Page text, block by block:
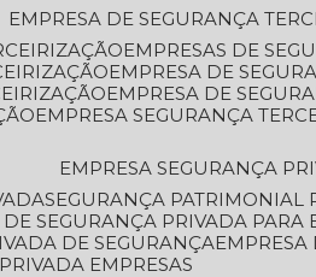
EMPRESA DE SEGURANÇA
EMPRESAS DE
EMPRESA DE
EMPRESA DE
EMPRESA SEGURANÇA
EMPRESA SEGURANÇA
SEGURANÇA PATRIMONIAL
DE SEGURANÇA PRIVADA PARA
DE SEGURANÇA
PRIVADA EMPRESAS